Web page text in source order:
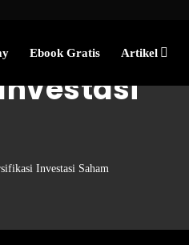
Ebook Gratis Artikel
Investasi Saham